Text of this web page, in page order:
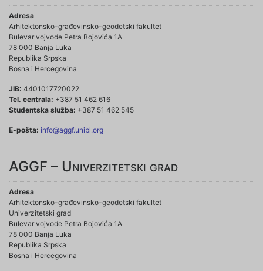
Adresa
Arhitektonsko-građevinsko-geodetski fakultet
Bulevar vojvode Petra Bojovića 1A
78 000 Banja Luka
Republika Srpska
Bosna i Hercegovina
JIB: 4401017720022
Tel. centrala: +387 51 462 616
Studentska služba: +387 51 462 545
E-pošta: info@aggf.unibl.org
AGGF – Univerzitetski grad
Adresa
Arhitektonsko-građevinsko-geodetski fakultet
Univerzitetski grad
Bulevar vojvode Petra Bojovića 1A
78 000 Banja Luka
Republika Srpska
Bosna i Hercegovina